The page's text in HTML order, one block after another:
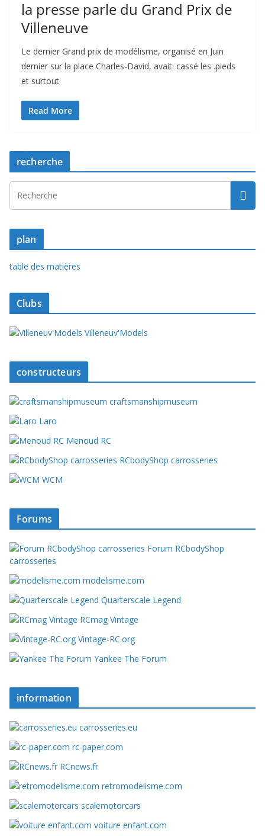
la presse parle du Grand Prix de
Villeneuve
Le dernier Grand prix de modélisme, organisé en Juin
dernier sur la place Charles-David, avait: cassé les .pieds
et surtout
Read More
recherche
plan
table des matières
Clubs
Villeneuv'Models
constructeurs
craftsmanshipmuseum
Laro
Menoud RC
RCbodyShop carrosseries
WCM
Forums
Forum RCbodyShop
carrosseries
modelisme.com
Quarterscale Legend
RCmag Vintage
Vintage-RC.org
Yankee The Forum
information
carrosseries.eu
rc-paper.com
RCnews.fr
retromodelisme.com
scalemotorcars
voiture enfant.com